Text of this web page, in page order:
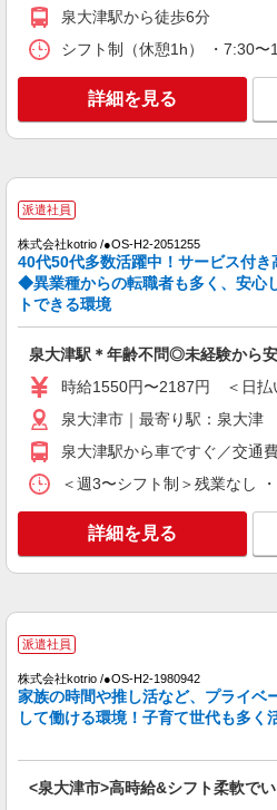
泉大津駅/未経験
に！グルホの世話
通費全支給(ガソリ
泉大津市｜最
派遣社員
株式会社kotrio /●OS-H2-2010093
泉大津駅＊少人
掃除など♪日払い
時給1550円〜
通費全支給(ガソリ
泉大津市｜最
キープ
派遣社員
株式会社kotrio /●OS-H2-2028509
に合うデイサービ
時給1550円〜
通費全支給(ガソリ
派遣社員
株式会社kotrio /●OS-H2-2011883
≪泉大津駅≫夜勤
時給1550円〜
泉大津駅から徒歩6分
シフト制（休憩1h） ・7:30
詳細を見る
派遣社員
株式会社kotrio /●OS-H2-2051255
40代50代多数活躍中！サービス付き
◆異業種からの転職者も多く、安心
トできる環境
泉大津駅＊年齢不問◎未経験から
時給1550円〜2187円 ＜日払
泉大津市｜最寄り駅：泉大津
泉大津駅から車ですぐ／交通
＜週3〜シフト制＞残業なし
詳細を見る
派遣社員
株式会社kotrio /●OS-H2-1980942
家族の時間や推し活など、プライベ
して働ける環境！子育て世代も多く
<泉大津市>高時給&シフト柔軟で